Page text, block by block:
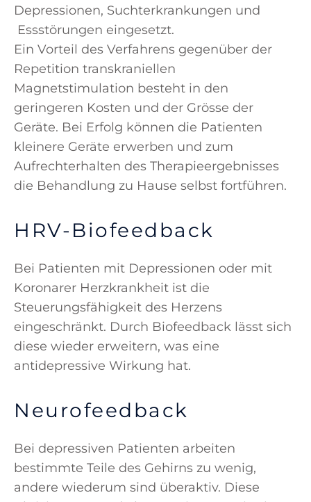
Depressionen, Suchterkrankungen und
Essstörungen eingesetzt.
Ein Vorteil des Verfahrens gegenüber der
Repetition transkraniellen
Magnetstimulation besteht in den
geringeren Kosten und der Grösse der
Geräte. Bei Erfolg können die Patienten
kleinere Geräte erwerben und zum
Aufrechterhalten des Therapieergebnisses
die Behandlung zu Hause selbst fortführen.
HRV-Biofeedback
Bei Patienten mit Depressionen oder mit
Koronarer Herzkrankheit ist die
Steuerungsfähigkeit des Herzens
eingeschränkt. Durch Biofeedback lässt sich
diese wieder erweitern, was eine
antidepressive Wirkung hat.
Neurofeedback
Bei depressiven Patienten arbeiten
bestimmte Teile des Gehirns zu wenig,
andere wiederum sind überaktiv. Diese